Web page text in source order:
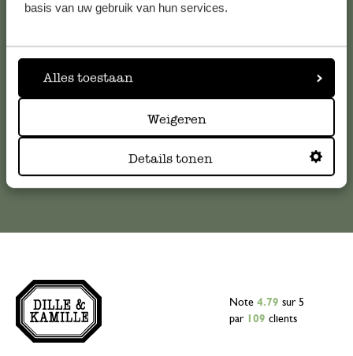
basis van uw gebruik van hun services.
Alles toestaan
Weigeren
Details tonen
Pour toute question ou demande de conseil ou d’aide,
nos réponses auxquestions les plus fréquemment posées.
serviceclientele@dille-kamille.com
Note 4.79 sur 5
par
109 clients